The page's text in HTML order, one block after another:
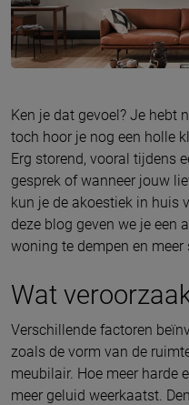
Ken je dat gevoel? Je hebt
toch hoor je nog een holle
Erg storend, vooral tijdens
gesprek of wanneer jouw
kun je de akoestiek in huis
deze blog geven we je een
woning te dempen en meer
Wat
Verschillende factoren
zoals de vorm van de
meubilair. Hoe meer harde
meer geluid weerkaatst.